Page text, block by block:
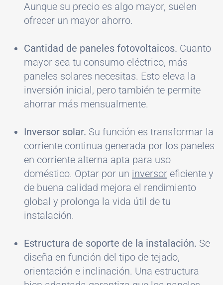
Aunque su precio es algo mayor, suelen
ofrecer un mayor ahorro.
Cantidad de paneles fotovoltaicos. Cuanto
mayor sea tu consumo eléctrico, más
paneles solares necesitas. Esto eleva la
inversión inicial, pero también te permite
ahorrar más mensualmente.
Inversor solar. Su función es transformar la
corriente continua generada por los paneles
en corriente alterna apta para uso
doméstico. Optar por un inversor eficiente y
de buena calidad mejora el rendimiento
global y prolonga la vida útil de tu
instalación.
Estructura de soporte de la instalación. Se
diseña en función del tipo de tejado,
orientación e inclinación. Una estructura